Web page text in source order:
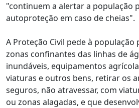
"continuem a alertar a população
autoproteção em caso de cheias".
A Proteção Civil pede à
zonas confinantes das linhas de
inundáveis, equipamentos
viaturas e outros bens, retirar os
seguros, não atravessar, com
ou zonas alagadas, e que